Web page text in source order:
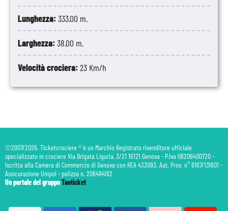
Lunghezza:333.00 m.
Larghezza:38.00 m.
Velocità crociera:23 Km/h
©2007/2026. Ticketcrociere ® è un Marchio Registrato rivenditore ufficiale
specializzato in crociere Via Brigata Liguria, 3/21 16121 Genova - P.Iva 06206400720 -
Iscritta alla Camera di Commercio di Genova con REA 433093. Aut. Prov. n° 6167/131601 -
Assicurazione Unipol - polizza n. 206484182
Un portale del gruppoTaoticket